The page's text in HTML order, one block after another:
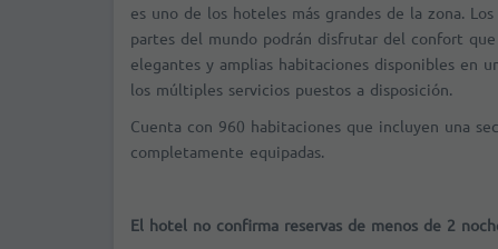
es uno de los hoteles más grandes de la zona.
partes del mundo podrán disfrutar del confort
elegantes y amplias habitaciones disponibles en
los múltiples servicios puestos a disposición.
Cuenta con 960 habitaciones que incluyen una
completamente equipadas.
El hotel no confirma reservas de menos de 2